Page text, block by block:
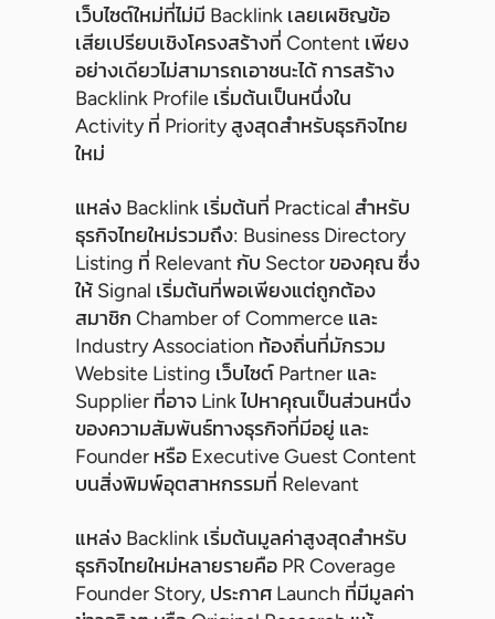
เว็บไซต์ใหม่ที่ไม่มี Backlink เลยเผชิญข้อ
เสียเปรียบเชิงโครงสร้างที่ Content เพียง
อย่างเดียวไม่สามารถเอาชนะได้ การสร้าง
Backlink Profile เริ่มต้นเป็นหนึ่งใน
Activity ที่ Priority สูงสุดสำหรับธุรกิจไทย
ใหม่
แหล่ง Backlink เริ่มต้นที่ Practical สำหรับ
ธุรกิจไทยใหม่รวมถึง: Business Directory
Listing ที่ Relevant กับ Sector ของคุณ ซึ่ง
ให้ Signal เริ่มต้นที่พอเพียงแต่ถูกต้อง
สมาชิก Chamber of Commerce และ
Industry Association ท้องถิ่นที่มักรวม
Website Listing เว็บไซต์ Partner และ
Supplier ที่อาจ Link ไปหาคุณเป็นส่วนหนึ่ง
ของความสัมพันธ์ทางธุรกิจที่มีอยู่ และ
Founder หรือ Executive Guest Content
บนสิ่งพิมพ์อุตสาหกรรมที่ Relevant
แหล่ง Backlink เริ่มต้นมูลค่าสูงสุดสำหรับ
ธุรกิจไทยใหม่หลายรายคือ PR Coverage
Founder Story, ประกาศ Launch ที่มีมูลค่า